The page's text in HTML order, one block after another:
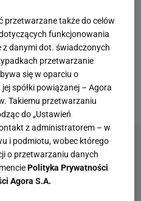
piątek. O godz. 20.30
sezonie rozegrają
Do najciekawszych
i Chorzowie. Zagłębie
Ruch z
Łęczna.
przetwarzane także do celów
funkcjonowania
z danymi dot. świadczonych
przetwarzanie
się w oparciu o
spółki powiązanej – Agora
Takiemu przetwarzaniu
do „Ustawień
z administratorem – w
i podmiotu, wobec którego
o przetwarzaniu danych
Polityka Prywatności
Agora S.A.